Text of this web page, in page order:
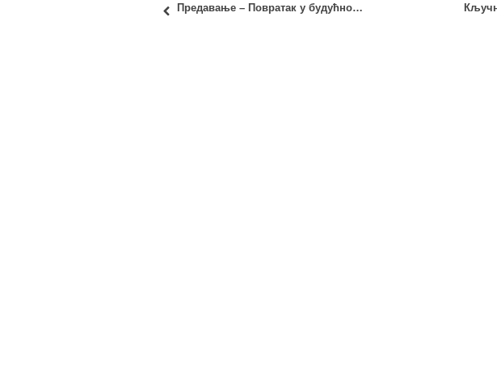
Предавање – Повратак у будућност: Београд 2041